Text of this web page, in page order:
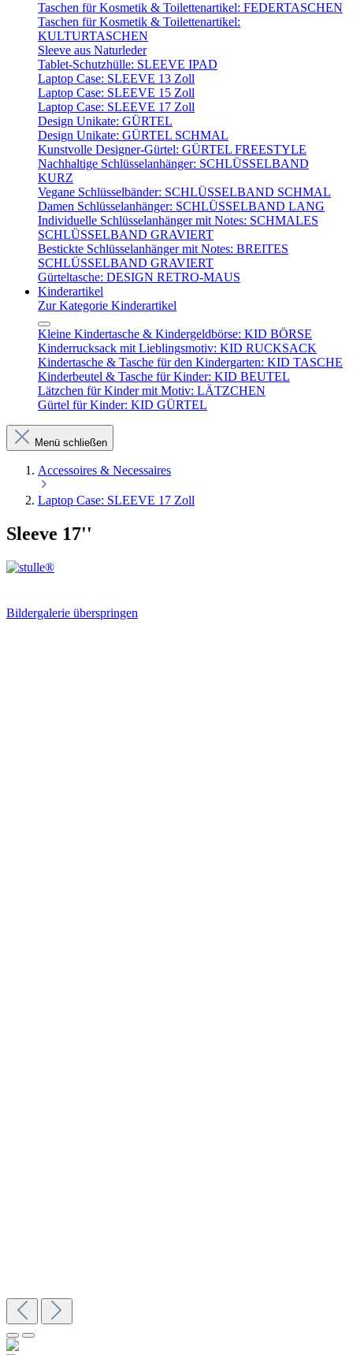
Taschen für Kosmetik & Toilettenartikel: FEDERTASCHEN
Taschen für Kosmetik & Toilettenartikel:
KULTURTASCHEN
Sleeve aus Naturleder
Tablet-Schutzhülle: SLEEVE IPAD
Laptop Case: SLEEVE 13 Zoll
Laptop Case: SLEEVE 15 Zoll
Laptop Case: SLEEVE 17 Zoll
Design Unikate: GÜRTEL
Design Unikate: GÜRTEL SCHMAL
Kunstvolle Designer-Gürtel: GÜRTEL FREESTYLE
Nachhaltige Schlüsselanhänger: SCHLÜSSELBAND
KURZ
Vegane Schlüsselbänder: SCHLÜSSELBAND SCHMAL
Damen Schlüsselanhänger: SCHLÜSSELBAND LANG
Individuelle Schlüsselanhänger mit Notes: SCHMALES
SCHLÜSSELBAND GRAVIERT
Bestickte Schlüsselanhänger mit Notes: BREITES
SCHLÜSSELBAND GRAVIERT
Gürteltasche: DESIGN RETRO-MAUS
Kinderartikel
Zur Kategorie Kinderartikel
Kleine Kindertasche & Kindergeldbörse: KID BÖRSE
Kinderrucksack mit Lieblingsmotiv: KID RUCKSACK
Kindertasche & Tasche für den Kindergarten: KID TASCHE
Kinderbeutel & Tasche für Kinder: KID BEUTEL
Lätzchen für Kinder mit Motiv: LÄTZCHEN
Gürtel für Kinder: KID GÜRTEL
Menü schließen
Accessoires & Necessaires
Laptop Case: SLEEVE 17 Zoll
Sleeve 17''
Bildergalerie überspringen